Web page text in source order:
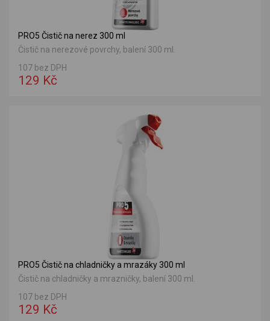
PRO5 Čistič na nerez 300 ml
Čistič na nerezové povrchy, balení 300 ml.
107 bez DPH
129 Kč
PRO5 Čistič na chladničky a mrazáky 300 ml
Čistič na chladničky a mrazničky, balení 300 ml.
107 bez DPH
129 Kč